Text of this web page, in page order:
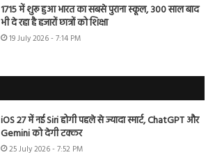
1715 में शुरू हुआ भारत का सबसे पुराना स्कूल, 300 साल बाद
भी दे रहा है हजारों छात्रों को शिक्षा
19 July 2026 - 7:14 PM
iOS 27 में नई Siri होगी पहले से ज्यादा स्मार्ट, ChatGPT और
Gemini को देगी टक्कर
25 July 2026 - 7:52 PM